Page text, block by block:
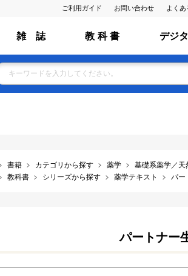
ご利用ガイド お問い合わせ よくあ
雑 誌 教 科 書 デジ
書籍 カテゴリから探す 薬学
基礎系薬学／天
教科書 シリーズから探す 薬学テキスト パー
パートナー